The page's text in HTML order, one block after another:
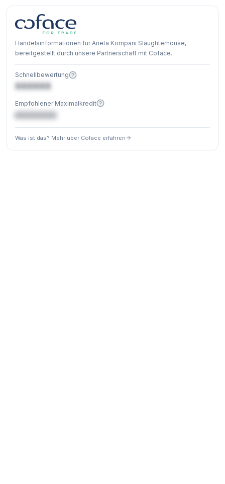
Handelsinformationen für Aneta Kompani Slaughterhouse,
bereitgestellt durch unsere Partnerschaft mit Coface.
Schnellbewertung
XXXXXX
Empfohlener Maximalkredit
Was ist das? Mehr über Coface erfahren